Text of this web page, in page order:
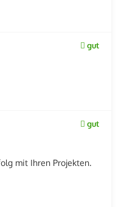
gut
gut
mit Ihren Projekten.